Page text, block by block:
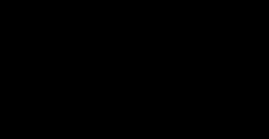
как раз полиция со
на сегодня на
суперпозиции, т.е. она
продемонстрировал